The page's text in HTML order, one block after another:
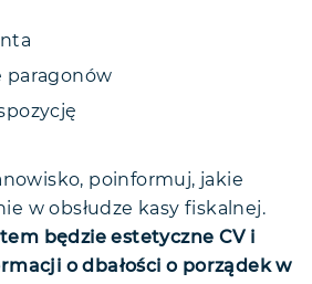
paragonów
poinformuj, jakie
w obsłudze kasy fiskalnej.
będzie estetyczne CV i
o dbałości o porządek w